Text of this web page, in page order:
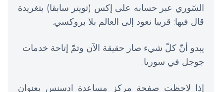
السّوري عبر حسابه على إكس (تويتر سابقا) بتغريدة
قال فيها: قريبا نعود إلى العالم بلا بروكسي.
يبدو أنّ كلّ شيء صار حقيقة الآن وتمّ إتاحة خدمات
جوجل في سوريا.
إذا لاحظت صفحة مركز مساعدة ادسنس بعنوان